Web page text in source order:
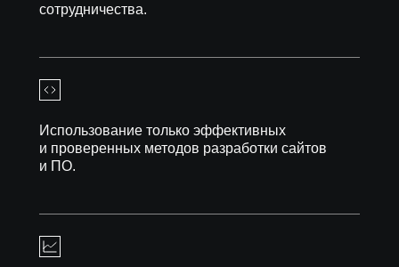
сотрудничества.
Использование только эффективных
и проверенных методов разработки сайтов
и ПО.